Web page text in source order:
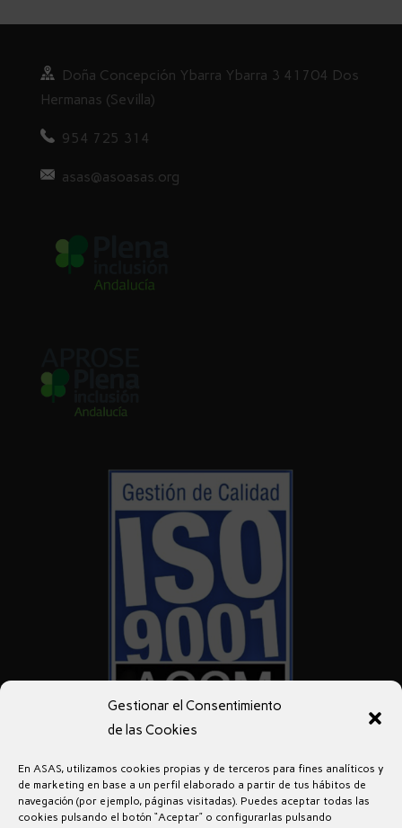
Gestionar el Consentimiento
de las Cookies
En ASAS, utilizamos cookies propias y de terceros para fines analíticos y
de marketing en base a un perfil elaborado a partir de tus hábitos de
navegación (por ejemplo, páginas visitadas). Puedes aceptar todas las
cookies pulsando el botón “Aceptar” o configurarlas pulsando
Doña Concepción Ybarra Ybarra 3 41704 Dos
Hermanas (Sevilla)
954 725 314
asas@asoasas.org